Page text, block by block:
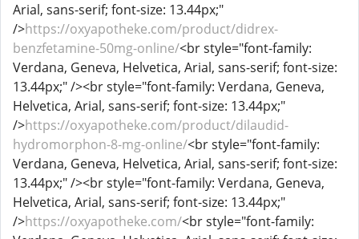
Arial, sans-serif; font-size: 13.44px;"
/>https://oxyapotheke.com/product/didrex-
benzfetamine-50mg-online/<br style="font-family:
Verdana, Geneva, Helvetica, Arial, sans-serif; font-size:
13.44px;" /><br style="font-family: Verdana, Geneva,
Helvetica, Arial, sans-serif; font-size: 13.44px;"
/>https://oxyapotheke.com/product/dilaudid-
hydromorphon-8-mg-online/<br style="font-family:
Verdana, Geneva, Helvetica, Arial, sans-serif; font-size:
13.44px;" /><br style="font-family: Verdana, Geneva,
Helvetica, Arial, sans-serif; font-size: 13.44px;"
/>https://oxyapotheke.com/<br style="font-family: